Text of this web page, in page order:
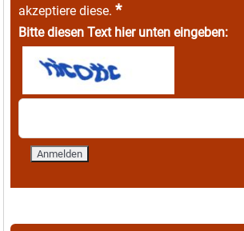
akzeptiere diese. *
Bitte diesen Text hier unten eingeben: